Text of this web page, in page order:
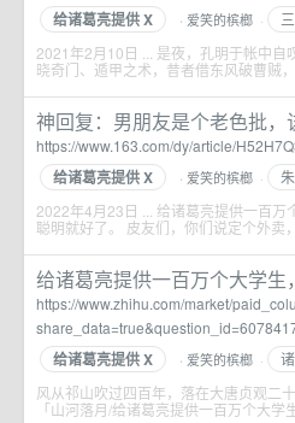
给诸葛亮提供 X · 爱笑的槟榔 ·
2021年2月10日 ... 是夜，孔明于帐中自
晓奇门、遁甲之术，昔者借东风破曹贼
神回复：男朋友是个老色批
https://www.163.com/dy/article/
给诸葛亮提供 X · 爱笑的槟榔 ·
2022年4月23日 ... 给诸葛亮提供一百
聪明就好了。 皮友们，你们说定个外卖
给诸葛亮提供一百万个大学生
https://www.zhihu.com/market/
给诸葛亮提供 X · 爱笑的槟榔 ·
风从祁山吹过四百年，落在大唐贞观二
「山河落月/给诸葛亮提供一百万个大学